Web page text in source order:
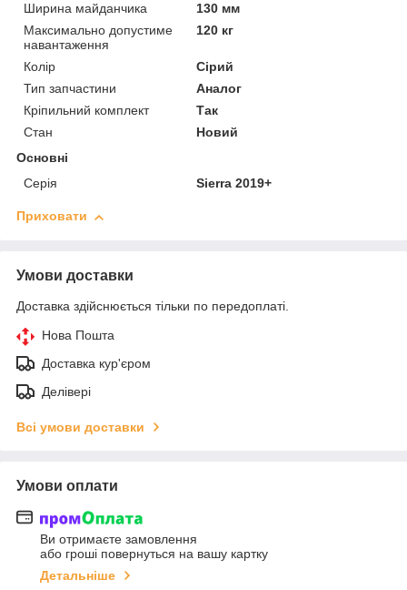
Ширина майданчика
130 мм
Максимально допустиме
навантаження
120 кг
Колір
Сірий
Тип запчастини
Аналог
Кріпильний комплект
Так
Стан
Новий
Основні
Серія
Sierra 2019+
Приховати
Умови доставки
Доставка здійснюється тільки по передоплаті.
Нова Пошта
Доставка кур'єром
Делівері
Всі умови доставки
Умови оплати
Ви отримаєте замовлення
або гроші повернуться на вашу картку
Детальніше